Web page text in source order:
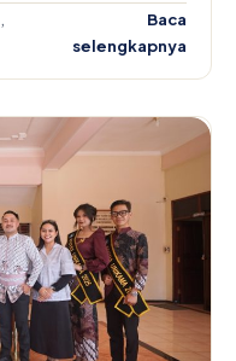
Baca
selengkapnya